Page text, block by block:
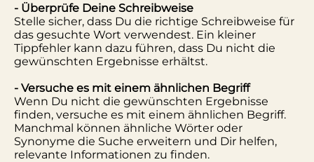
- Überprüfe Deine Schreibweise
Stelle sicher, dass Du die richtige Schreibweise für
das gesuchte Wort verwendest. Ein kleiner
Tippfehler kann dazu führen, dass Du nicht die
gewünschten Ergebnisse erhältst.
- Versuche es mit einem ähnlichen Begriff
Wenn Du nicht die gewünschten Ergebnisse
finden, versuche es mit einem ähnlichen Begriff.
Manchmal können ähnliche Wörter oder
Synonyme die Suche erweitern und Dir helfen,
relevante Informationen zu finden.